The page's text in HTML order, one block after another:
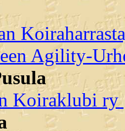
Agility-
Koiraklubi ry